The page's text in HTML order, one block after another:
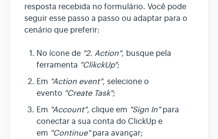
resposta recebida no formulário. Você pode
seguir esse passo a passo ou adaptar para o
cenário que preferir:
No ícone de "2. Action", busque pela
ferramenta "ClikckUp";
Em "Action event", selecione o
evento "Create Task";
Em "Account", clique em "Sign In"para
conectar a sua conta do ClickUp e
em "Continue"para avançar;